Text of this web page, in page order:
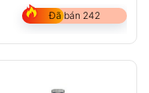
Đã bán 242